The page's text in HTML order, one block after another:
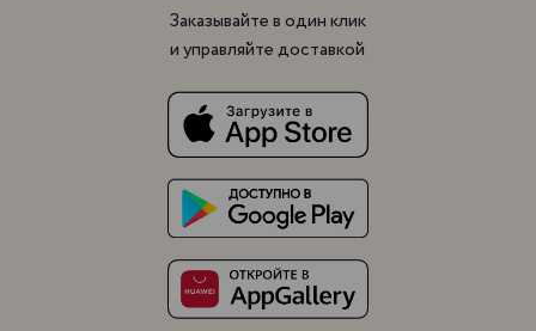
Заказывайте в один клик
и управляйте доставкой